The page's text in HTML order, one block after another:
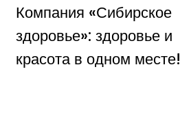
Компания «Сибирское
здоровье»: здоровье и
красота в одном месте!